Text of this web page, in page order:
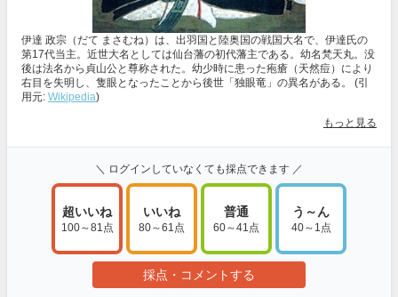
伊達 政宗（だて まさむね）は、出羽国と陸奥国の戦国大名で、伊達氏の
第17代当主。近世大名としては仙台藩の初代藩主である。幼名梵天丸。没
後は法名から貞山公と尊称された。幼少時に患った疱瘡（天然痘）により
右目を失明し、隻眼となったことから後世「独眼竜」の異名がある。 (引
用元: Wikipedia)
もっと見る
＼ ログインしていなくても採点できます ／
超いいね
100～81点
いいね
80～61点
普通
60～41点
う～ん
40～1点
採点・コメントする